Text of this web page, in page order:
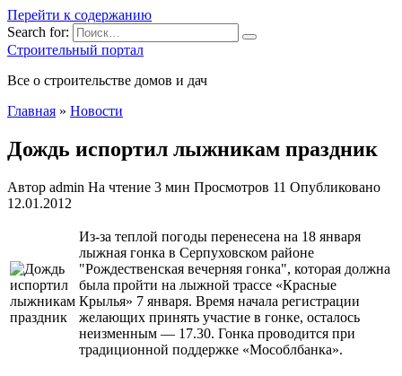
Перейти к содержанию
Search for:
Строительный портал
Все о строительстве домов и дач
Главная » Новости
Дождь испортил лыжникам праздник
Автор admin На чтение 3 мин Просмотров 11 Опубликовано
12.01.2012
Из-за теплой погоды перенесена на 18 января
лыжная гонка в Серпуховском районе
"Рождественская вечерняя гонка", которая должна
была пройти на лыжной трассе «Красные
Крылья» 7 января. Время начала регистрации
желающих принять участие в гонке, осталось
неизменным — 17.30. Гонка проводится при
традиционной поддержке «Мособлбанка».